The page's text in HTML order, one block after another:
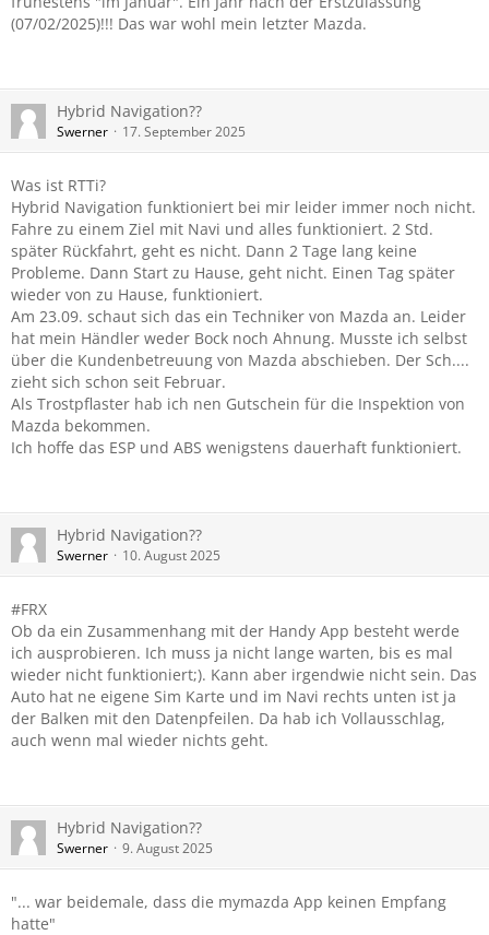
(07/02/2025)!!! Das war wohl mein letzter Mazda.
Hybrid Navigation??
Swerner 17. September 2025
Was ist RTTi?
Hybrid Navigation funktioniert bei mir leider immer noch nicht.
Fahre zu einem Ziel mit Navi und alles funktioniert. 2 Std.
später Rückfahrt, geht es nicht. Dann 2 Tage lang keine
Probleme. Dann Start zu Hause, geht nicht. Einen Tag später
wieder von zu Hause, funktioniert.
Am 23.09. schaut sich das ein Techniker von Mazda an. Leider
hat mein Händler weder Bock noch Ahnung. Musste ich selbst
über die Kundenbetreuung von Mazda abschieben. Der Sch....
zieht sich schon seit Februar.
Als Trostpflaster hab ich nen Gutschein für die Inspektion von
Mazda bekommen.
Ich hoffe das ESP und ABS wenigstens dauerhaft funktioniert.
Hybrid Navigation??
Swerner 10. August 2025
#FRX
Ob da ein Zusammenhang mit der Handy App besteht werde
ich ausprobieren. Ich muss ja nicht lange warten, bis es mal
wieder nicht funktioniert;). Kann aber irgendwie nicht sein. Das
Auto hat ne eigene Sim Karte und im Navi rechts unten ist ja
der Balken mit den Datenpfeilen. Da hab ich Vollausschlag,
auch wenn mal wieder nichts geht.
Hybrid Navigation??
Swerner 9. August 2025
"... war beidemale, dass die mymazda App keinen Empfang
hatte"